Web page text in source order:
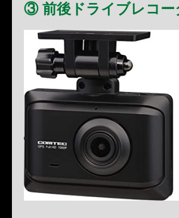
③ 前後ドライブレコー